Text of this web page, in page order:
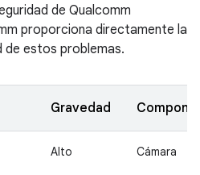
de Qualcomm
proporciona directamente la
de estos problemas.
Gravedad
Alto Cámara